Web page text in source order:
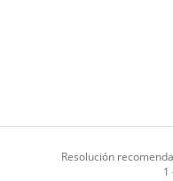
Resolución
1